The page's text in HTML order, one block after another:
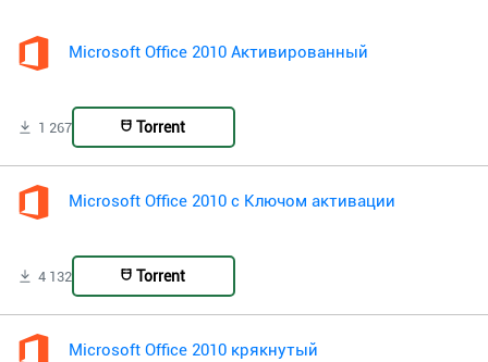
Microsoft Office 2010 Активированный
1 267 Torrent
Microsoft Office 2010 с Ключом активации
4 132 Torrent
Microsoft Office 2010 крякнутый